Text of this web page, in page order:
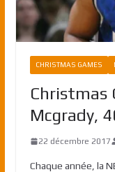
CHRISTMAS GAMES
Christmas
Mcgrady,
22 décembre 2017
Chaque année, la